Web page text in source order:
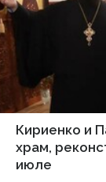
Кириенко и
храм,
июле